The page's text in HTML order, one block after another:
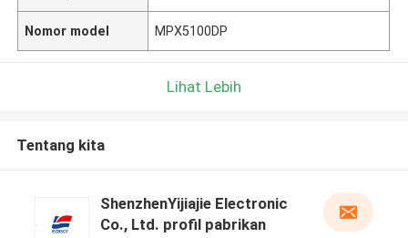
Nomor model MPX5100DP
Lihat Lebih
Tentang kita
ShenzhenYijiajie Electronic
Co., Ltd. profil pabrikan